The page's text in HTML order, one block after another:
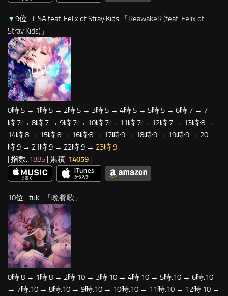
▼9位…LiSA feat. Felix of Stray Kids 「ReawakeR (feat. Felix of
Stray Kids) 」
0時:5 → 1時:5 → 2時:5 → 3時:5 → 4時:5 → 5時:5 → 6時:7 → 7
時:7 → 8時:7 → 9時:7 → 10時:7 → 11時:7 → 12時:7 → 13時:8 →
14時:8 → 15時:8 → 16時:8 → 17時:9 → 18時:9 → 19時:9 → 20
時:9 → 21時:9 → 22時:9 → 23時:9
| 指数: 1885 | 累積: 14059 |
10位…tuki. 「晩餐歌 」
0時:8 → 1時:8 → 2時:10 → 3時:10 → 4時:10 → 5時:10 → 6時:10
→ 7時:10 → 8時:10 → 9時:10 → 10時:10 → 11時:10 → 12時:10 →